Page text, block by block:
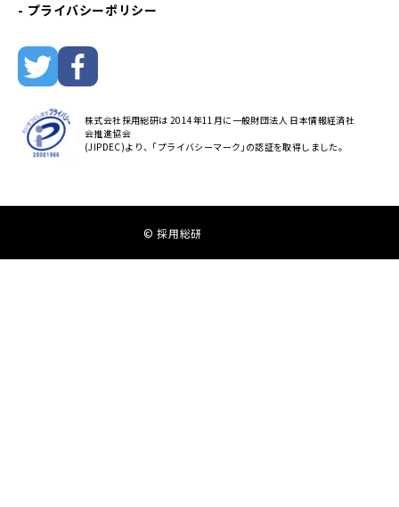
プライバシーポリシー
株式会社採用総研は 2014年11月に一般財団法人 日本情報経済社
会推進協会
(JIPDEC)より、｢プライバシーマーク｣の認証を取得しました。
© 採用総研